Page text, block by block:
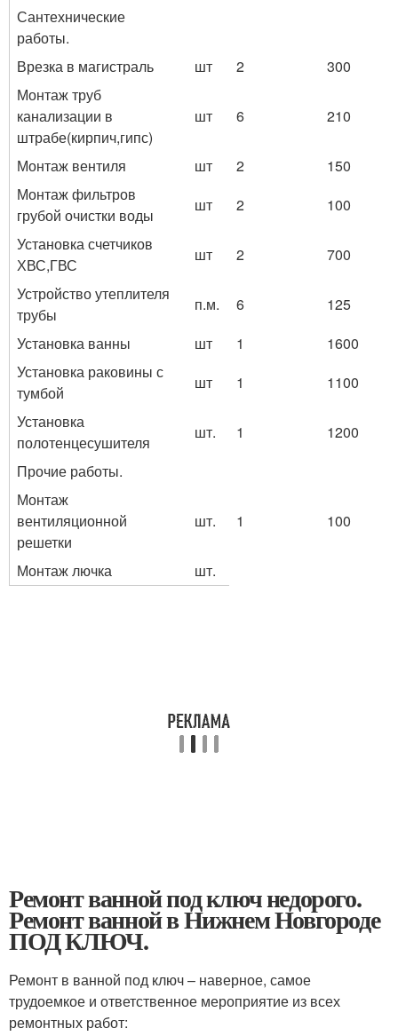
Сантехнические
работы.
Врезка в магистраль
шт 2
300
Монтаж труб
канализации в
штрабе(кирпич,гипс)
шт 6 210
Монтаж вентиля шт 2
150
Монтаж фильтров
грубой очистки воды
шт 2
100
Установка счетчиков
ХВС,ГВС
шт 2
700
Устройство утеплителя
трубы
п.м. 6
125
Установка ванны
шт 1
1600
Установка раковины с
тумбой
шт 1
1100
Установка
полотенцесушителя
шт. 1
1200
Прочие работы.
Монтаж
вентиляционной
решетки
шт. 1 100
Монтаж лючка шт.
Ремонт ванной под ключ недорого.
Ремонт ванной в Нижнем Новгороде
ПОД КЛЮЧ.
Ремонт в ванной под ключ – наверное, самое
трудоемкое и ответственное мероприятие из всех
ремонтных работ: